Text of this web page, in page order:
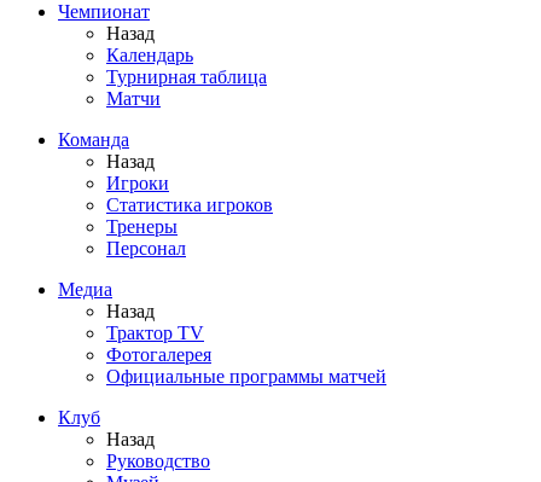
Чемпионат
Назад
Календарь
Турнирная таблица
Матчи
Команда
Назад
Игроки
Статистика игроков
Тренеры
Персонал
Медиа
Назад
Трактор TV
Фотогалерея
Официальные программы матчей
Клуб
Назад
Руководство